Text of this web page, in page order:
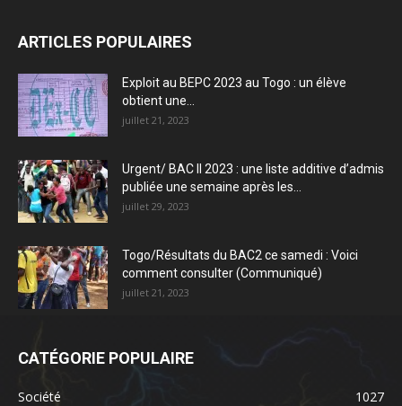
ARTICLES POPULAIRES
Exploit au BEPC 2023 au Togo : un élève
obtient une...
juillet 21, 2023
Urgent/ BAC II 2023 : une liste additive d’admis
publiée une semaine après les...
juillet 29, 2023
Togo/Résultats du BAC2 ce samedi : Voici
comment consulter (Communiqué)
juillet 21, 2023
CATÉGORIE POPULAIRE
Société
1027